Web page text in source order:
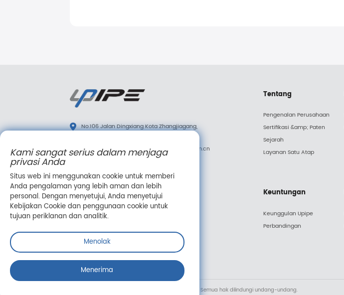
No.106 Jalan Dingxiang Kota Zhangjiagang,
diana.tao@upipe.com.cn/info@upipe.com.cn
+86 13773239813
Ikuti kami
Pesan online
Tentang
Pengenalan Perusahaan
Sertifikasi &amp; Paten
Sejarah
Layanan Satu Atap
Keuntungan
Keunggulan Upipe
Perbandingan
Hak Cipta © Suzhou Jieyou Fluid Technology Co., Ltd. Semua hak dilindungi undang-undang.
Kami sangat serius dalam menjaga
privasi Anda
Situs web ini menggunakan cookie untuk memberi
Anda pengalaman yang lebih aman dan lebih
personal. Dengan menyetujui, Anda menyetujui
Kebijakan Cookie dan penggunaan cookie untuk
tujuan periklanan dan analitik.
Menolak
Menerima